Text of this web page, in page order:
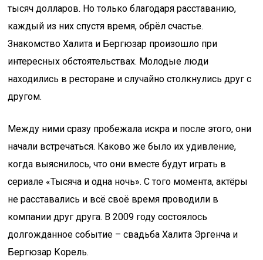
тысяч долларов. Но только благодаря расставанию,
каждый из них спустя время, обрёл счастье.
Знакомство Халита и Бергюзар произошло при
интересных обстоятельствах. Молодые люди
находились в ресторане и случайно столкнулись друг с
другом.
Между ними сразу пробежала искра и после этого, они
начали встречаться. Каково же было их удивление,
когда выяснилось, что они вместе будут играть в
сериале «Тысяча и одна ночь». С того момента, актёры
не расставались и всё своё время проводили в
компании друг друга. В 2009 году состоялось
долгожданное событие – свадьба Халита Эргенча и
Бергюзар Корель.